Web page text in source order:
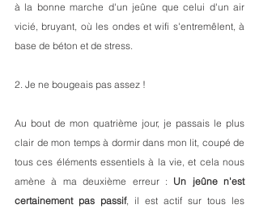
à la bonne marche d'un jeûne que celui d'un air
vicié, bruyant, où les ondes et wifi s'entremêlent, à
base de béton et de stress.
2. Je ne bougeais pas assez !
Au bout de mon quatrième jour, je passais le plus
clair de mon temps à dormir dans mon lit, coupé de
tous ces éléments essentiels à la vie, et cela nous
amène à ma deuxième erreur : Un jeûne n'est
certainement pas passif, il est actif sur tous les